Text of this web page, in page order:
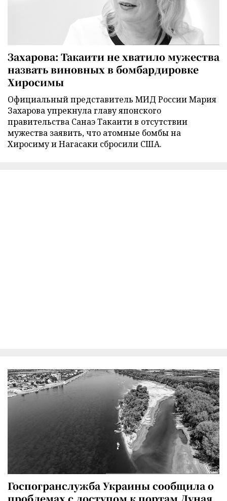
Захарова: Такаити не хватило мужества
назвать виновных в бомбардировке
Хиросимы
Официальный представитель МИД России Мария
Захарова упрекнула главу японского
правительства Санаэ Такаити в отсутствии
мужества заявить, что атомные бомбы на
Хиросиму и Нагасаки сбросили США.
Госпогранслужба Украины сообщила о